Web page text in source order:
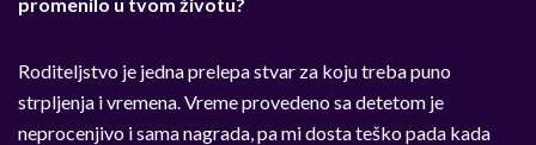
Roditeljstvo je jedna prelepa stvar za koju treba puno
strpljenja i vremena. Vreme provedeno sa detetom je
neprocenjivo i sama nagrada, pa mi dosta teško pada kada